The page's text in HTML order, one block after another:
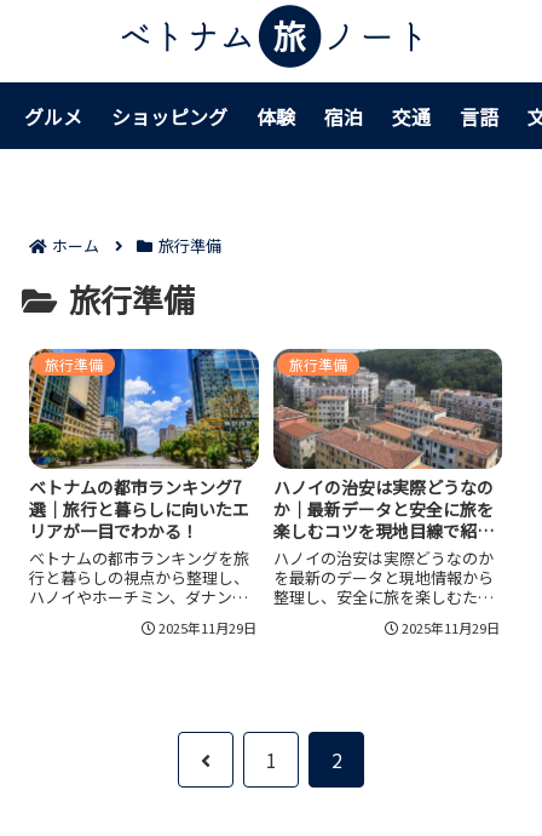
グルメ ショッピング 体験 宿泊 交通 言語
ホーム 旅行準備
旅行準備
旅行準備
ベトナムの都市ランキング7
選｜旅行と暮らしに向いたエ
リアが一目でわかる！
ベトナムの都市ランキングを旅
行と暮らしの視点から整理し、
ハノイやホーチミン、ダナン、
ホイアン、フエ、ニャチャン、
フーコックといった代表的な都
期滞在・家族旅行・ノマド向け
の都市の選び方、エリア別モデ
ルルートも紹介しているので、
自分に合うベトナムの街を具体
2025年11月29日
旅行準備
ハノイの治安は実際どうなの
か｜最新データと安全に旅を
楽しむコツを現地目線で紹
介！
ハノイの治安は実際どうなのか
を最新のデータと現地情報から
整理し、安全に旅を楽しむため
のポイントを詳しくまとめまし
た。暴力犯罪は比較的少ない一
との注意点や具体的な対策を解
説しています。一人旅や女性の
一人旅、子連れ旅行、出張滞在
といった旅行スタイル別のコツ
2025年11月29日
前
1 2